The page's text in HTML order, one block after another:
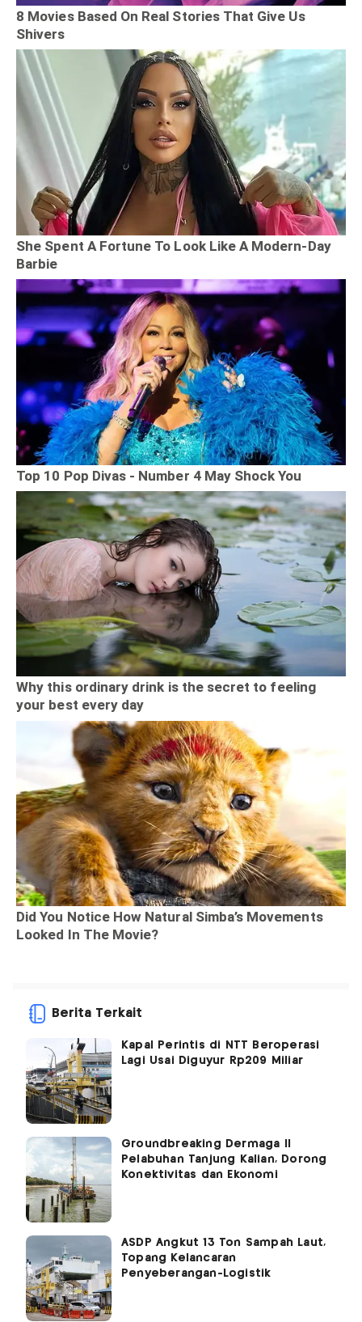
Berita Terkait
Kapal Perintis di NTT Beroperasi
Lagi Usai Diguyur Rp209 Miliar
Groundbreaking Dermaga II
Pelabuhan Tanjung Kalian, Dorong
Konektivitas dan Ekonomi
ASDP Angkut 13 Ton Sampah Laut,
Topang Kelancaran
Penyeberangan-Logistik